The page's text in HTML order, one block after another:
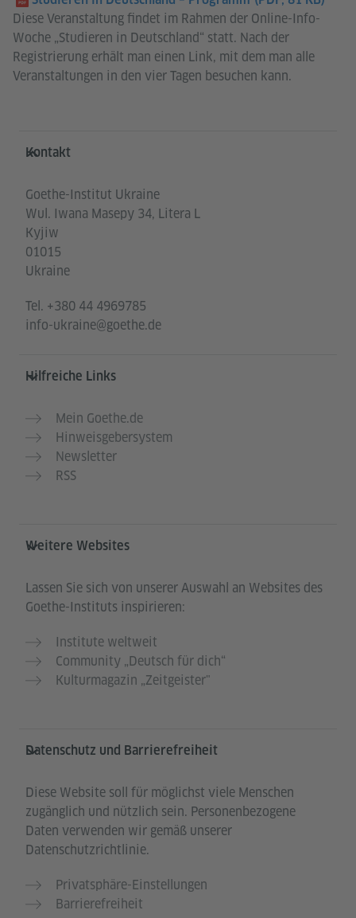
Diese Veranstaltung findet im Rahmen der Online-Info-
Woche „Studieren in Deutschland“ statt. Nach der
Registrierung erhält man einen Link, mit dem man alle
Veranstaltungen in den vier Tagen besuchen kann.
Service- und Informationsbereich
Kontakt
Goethe-Institut Ukraine
Wul. Iwana Masepy 34, Litera L
Kyjiw
01015
Ukraine
Tel. +380 44 4969785
info-ukraine@goethe.de
Hilfreiche Links
Mein Goethe.de
Hinweisgebersystem
Newsletter
RSS
Weitere Websites
Lassen Sie sich von unserer Auswahl an Websites des
Goethe-Instituts inspirieren:
Institute weltweit
Community „Deutsch für dich“
Kulturmagazin „Zeitgeister"
Datenschutz und Barrierefreiheit
Diese Website soll für möglichst viele Menschen
zugänglich und nützlich sein. Personenbezogene
Daten verwenden wir gemäß unserer
Datenschutzrichtlinie.
Privatsphäre-Einstellungen
Barrierefreiheit